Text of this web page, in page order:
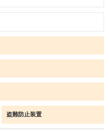
盗難防止装置